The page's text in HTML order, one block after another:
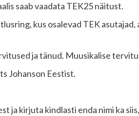
saab vaadata TEK25 näitust.
kus osalevad TEK
ja tänud. Muusikalise
Johanson Eestist.
ja kirjuta kindlasti enda nimi ka